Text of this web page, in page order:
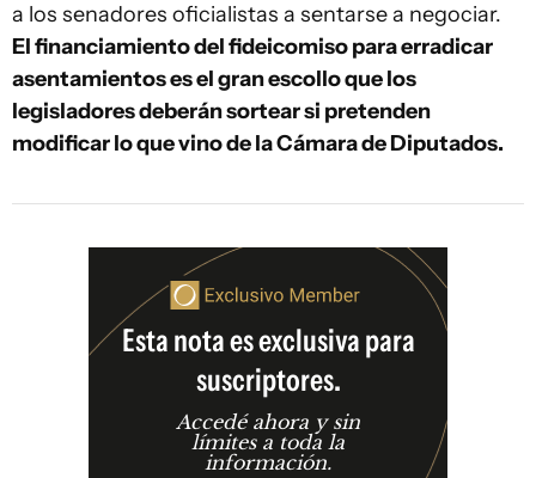
a los senadores oficialistas a sentarse a negociar.
El financiamiento del fideicomiso para erradicar
asentamientos es el gran escollo que los
legisladores deberán sortear si pretenden
modificar lo que vino de la Cámara de Diputados.
Esta nota es exclusiva para
suscriptores.
Accedé ahora y sin
límites a toda la
información.